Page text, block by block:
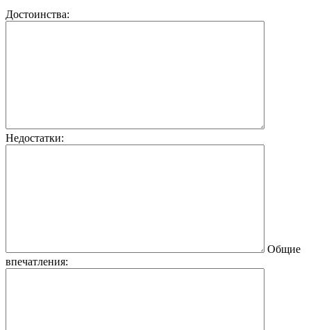
Достоинства:
Недостатки:
Общие
впечатления: